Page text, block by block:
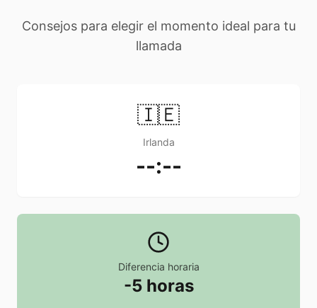
Consejos para elegir el momento ideal para tu
llamada
🇮🇪
Irlanda
--:--
Diferencia horaria
-5 horas